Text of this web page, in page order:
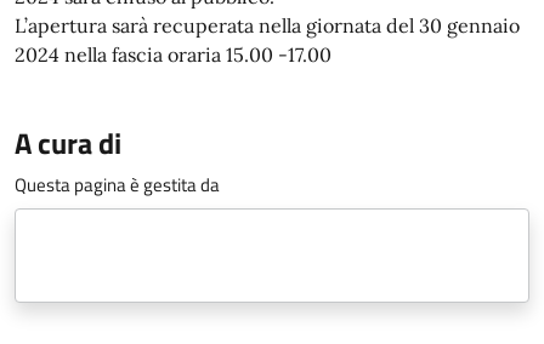
L’apertura sarà recuperata nella giornata del 30 gennaio
2024 nella fascia oraria 15.00 -17.00
A cura di
Questa pagina è gestita da